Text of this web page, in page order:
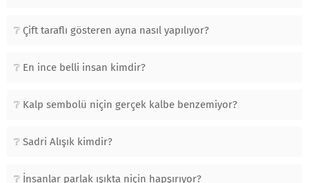
Çift taraflı gösteren ayna nasıl yapılıyor?
En ince belli insan kimdir?
Kalp sembolü niçin gerçek kalbe benzemiyor?
Sadri Alışık kimdir?
İnsanlar parlak ışıkta niçin hapşırıyor?